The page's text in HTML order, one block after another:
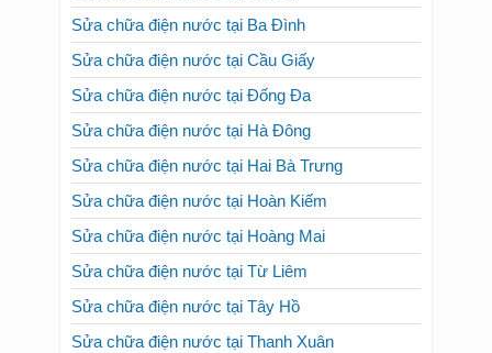
Sửa chữa điện nước tại Ba Đình
Sửa chữa điện nước tại Cầu Giấy
Sửa chữa điện nước tại Đống Đa
Sửa chữa điện nước tại Hà Đông
Sửa chữa điện nước tại Hai Bà Trưng
Sửa chữa điện nước tại Hoàn Kiếm
Sửa chữa điện nước tại Hoàng Mai
Sửa chữa điện nước tại Từ Liêm
Sửa chữa điện nước tại Tây Hồ
Sửa chữa điện nước tại Thanh Xuân